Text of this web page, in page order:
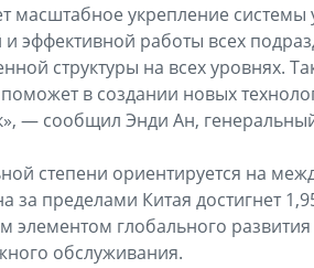
масштабное укрепление
эффективной работы всех
структуры на всех уровнях.
в создании новых
— сообщил Энди Ан,
степени ориентируется на
за пределами Китая достигнет
глобального
обслуживания.